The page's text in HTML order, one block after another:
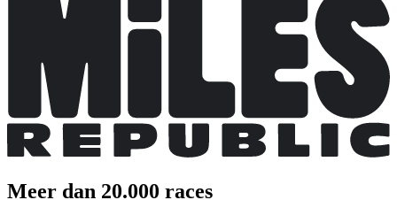
Meer dan 20.000 races